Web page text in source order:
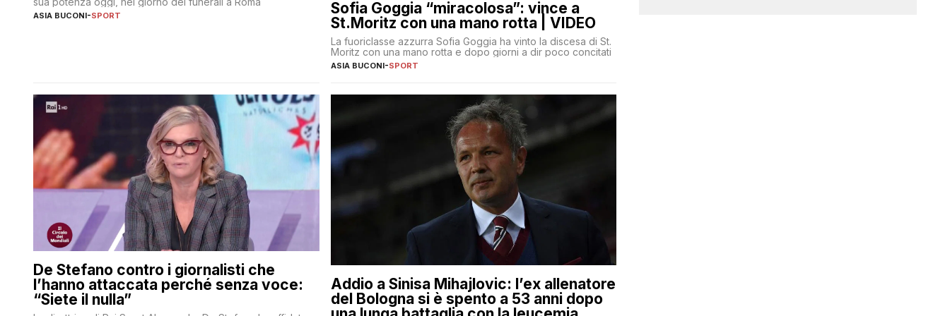
ASIA BUCONI-SPORT
Sofia Goggia “miracolosa”: vince a
St.Moritz con una mano rotta | VIDEO
La fuoriclasse azzurra Sofia Goggia ha vinto la discesa di St.
Moritz con una mano rotta e dopo giorni a dir poco concitati
ASIA BUCONI-SPORT
De Stefano contro i giornalisti che
l’hanno attaccata perché senza voce:
“Siete il nulla”
Addio a Sinisa Mihajlovic: l’ex allenatore
del Bologna si è spento a 53 anni dopo